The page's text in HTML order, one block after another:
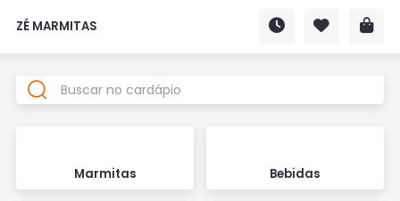
ZÉ MARMITAS
Marmitas Bebidas